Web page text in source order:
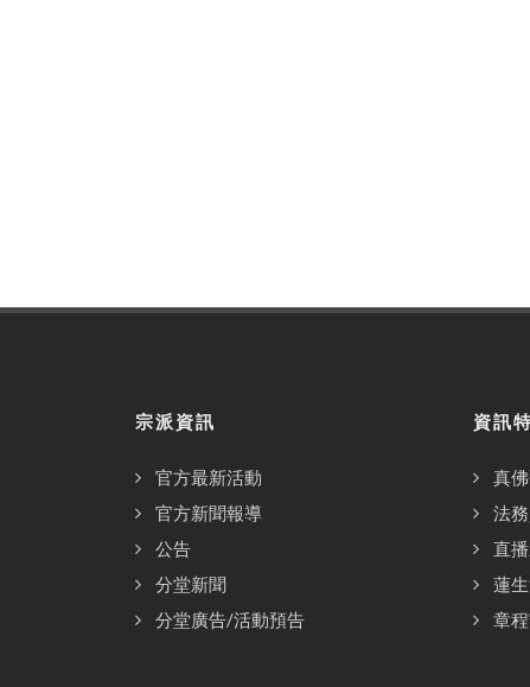
宗派資訊
官方最新活動
官方新聞報導
公告
分堂新聞
分堂廣告/活動預告
資訊
真
法
直
蓮
章